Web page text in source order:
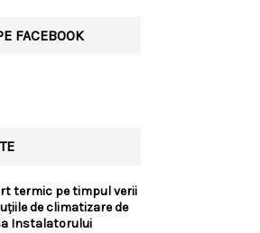
FACEBOOK
termic pe timpul verii
de climatizare de
Instalatorului